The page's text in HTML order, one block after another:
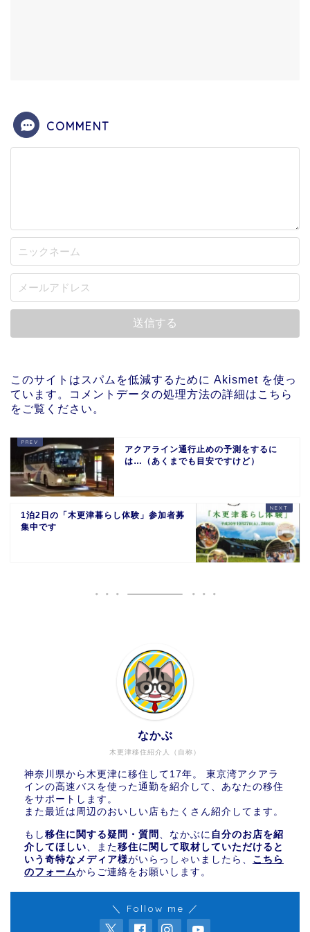
COMMENT
このサイトはスパムを低減するために Akismet を使っ
ています。
コメントデータの処理方法の詳細はこちら
をご覧ください 。
アクアライン通行止めの予測をするに
は…（あくまでも目安ですけど）
1泊2日の「木更津暮らし体験」参加者募
集中です
木更津移住紹介人（自称）
なかぶ
神奈川県から木更津に移住して17年。 東京湾アクアラ
インの高速バスを使った通勤を紹介して、あなたの移住
をサポートします。
また最近は周辺のおいしい店もたくさん紹介してます。
もし 移住に関する疑問・質問 、なかぶに 自分のお店を紹
介してほしい 、また移住に関して取材していただけると
いう奇特なメディア様がいらっしゃいましたら、 こちら
のフォームからご連絡をお願いします。
＼ Follow me ／